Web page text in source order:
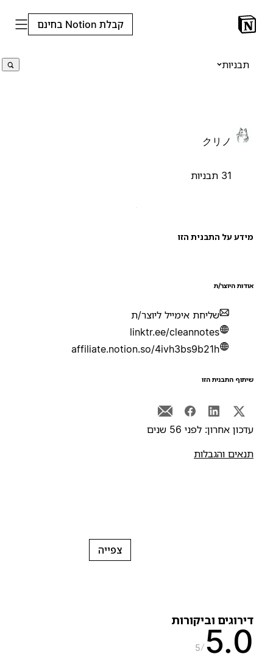
קבלת Notion בחינם
תבניות
クリノ
על התבנית הזו
היוצר/ת
שליחת אימייל ליוצר/ת
linktr.ee/cleannotes
affiliate.notion.so/4ivh3bs9b21h
התבנית הזו
אחרון: לפני 56 שנים
והגבלות
צפייה
וביקורות
5